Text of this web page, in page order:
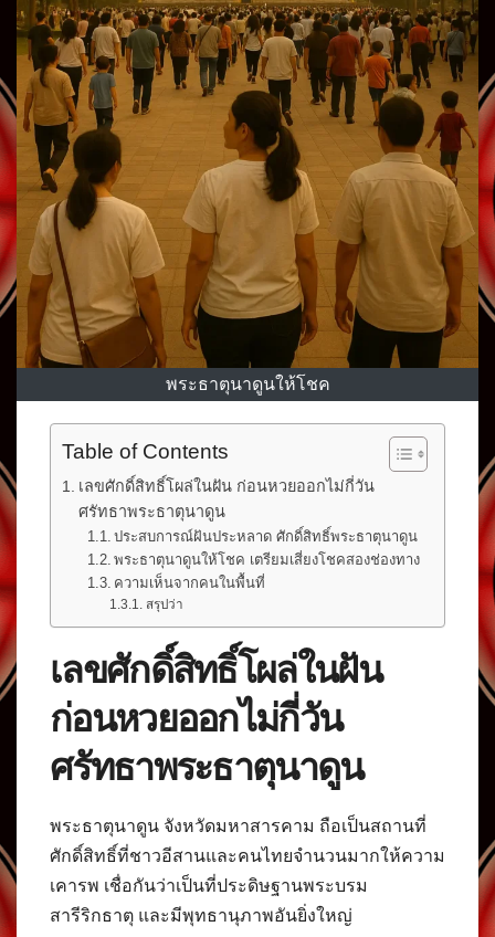
พระธาตุนาดูนให้โชค
Table of Contents
เลขศักดิ์สิทธิ์โผล่ในฝัน ก่อนหวยออกไม่กี่วัน
ศรัทธาพระธาตุนาดูน
ประสบการณ์ฝันประหลาด ศักดิ์สิทธิ์พระธาตุนาดูน
พระธาตุนาดูนให้โชค เตรียมเสี่ยงโชคสองช่องทาง
ความเห็นจากคนในพื้นที่
สรุปว่า
เลขศักดิ์สิทธิ์โผล่ในฝัน
ก่อนหวยออกไม่กี่วัน
ศรัทธาพระธาตุนาดูน
พระธาตุนาดูน จังหวัดมหาสารคาม ถือเป็นสถานที่
ศักดิ์สิทธิ์ที่ชาวอีสานและคนไทยจำนวนมากให้ความ
เคารพ เชื่อกันว่าเป็นที่ประดิษฐานพระบรม
สารีริกธาตุ และมีพุทธานุภาพอันยิ่งใหญ่